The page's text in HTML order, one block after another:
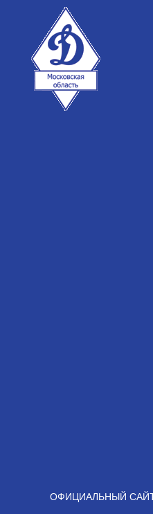
ОФИЦИАЛЬНЫЙ